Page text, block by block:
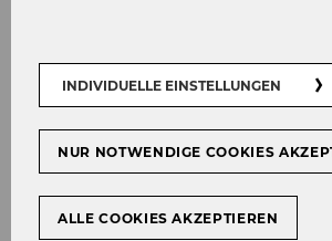
INDIVIDUELLE EINSTELLUNGEN
NUR NOTWENDIGE COOKIES
ALLE COOKIES AKZEPTIEREN